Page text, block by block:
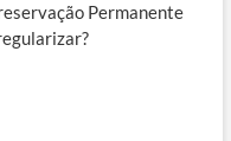
Permanente